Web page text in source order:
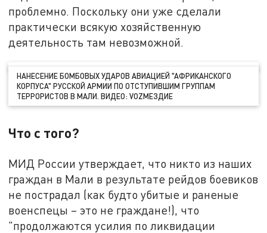
проблемно. Поскольку они уже сделали
практически всякую хозяйственную
деятельность там невозможной.
НАНЕСЕНИЕ БОМБОВЫХ УДАРОВ АВИАЦИЕЙ "АФРИКАНСКОГО
КОРПУСА" РУССКОЙ АРМИИ ПО ОТСТУПИВШИМ ГРУППАМ
ТЕРРОРИСТОВ В МАЛИ. ВИДЕО: VОZМЕЗДИЕ
Что с того?
МИД России утверждает, что никто из наших
граждан в Мали в результате рейдов боевиков
не пострадал (как будто убитые и раненые
военспецы – это не граждане!), что
"продолжаются усилия по ликвидации